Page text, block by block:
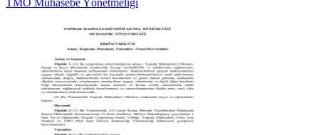
TMO Muhasebe Yönetmeliği